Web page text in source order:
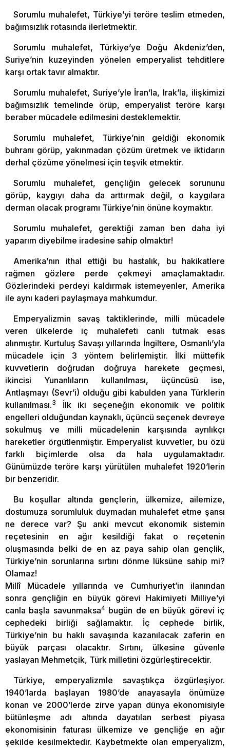
Sorumlu muhalefet, Türkiye’yi teröre teslim etmeden,
bağımsızlık rotasında ilerletmektir.
Sorumlu muhalefet, Türkiye’ye Doğu Akdeniz’den,
Suriye’nin kuzeyinden yönelen emperyalist tehditlere
karşı ortak tavır almaktır.
Sorumlu muhalefet, Suriye’yle İran’la, Irak’la, ilişkimizi
bağımsızlık temelinde örüp, emperyalist teröre karşı
beraber mücadele edilmesini desteklemektir.
Sorumlu muhalefet, Türkiye’nin geldiği ekonomik
buhranı görüp, yakınmadan çözüm üretmek ve iktidarın
derhal çözüme yönelmesi için teşvik etmektir.
Sorumlu muhalefet, gençliğin gelecek sorununu
görüp, kaygıyı daha da arttırmak değil, o kaygılara
derman olacak programı Türkiye’nin önüne koymaktır.
Sorumlu muhalefet, gerektiği zaman ben daha iyi
yaparım diyebilme iradesine sahip olmaktır!
Amerika’nın ithal ettiği bu hastalık, bu hakikatlere
rağmen gözlere perde çekmeyi amaçlamaktadır.
Gözlerindeki perdeyi kaldırmak istemeyenler, Amerika
ile aynı kaderi paylaşmaya mahkumdur.
Emperyalizmin savaş taktiklerinde, milli mücadele
veren ülkelerde iç muhalefeti canlı tutmak esas
alınmıştır. Kurtuluş Savaşı yıllarında İngiltere, Osmanlı’yla
mücadele için 3 yöntem belirlemiştir. İlki müttefik
kuvvetlerin doğrudan doğruya harekete geçmesi,
ikincisi Yunanlıların kullanılması, üçüncüsü ise,
Antlaşmayı (Sevr’i) olduğu gibi kabulden yana Türklerin
kullanılması.3
İlk iki seçeneğin ekonomik ve politik
engelleri olduğundan kaynaklı, üçüncü seçenek devreye
sokulmuş ve milli mücadelenin karşısında ayrılıkçı
hareketler örgütlenmiştir. Emperyalist kuvvetler, bu özü
farklı biçimlerde olsa da hala uygulamaktadır.
Günümüzde teröre karşı yürütülen muhalefet 1920’lerin
bir benzeridir.
Bu koşullar altında gençlerin, ülkemize, ailemize,
dostumuza sorumluluk duymadan muhalefet etme şansı
ne derece var? Şu anki mevcut ekonomik sistemin
reçetesinin en ağır kesildiği fakat o reçetenin
oluşmasında belki de en az paya sahip olan gençlik,
Türkiye’nin sorunlarına sırtını dönme lüksüne sahip mi?
Olamaz!
Millî Mücadele yıllarında ve Cumhuriyet’in ilanından
sonra gençliğin en büyük görevi Hakimiyeti Milliye’yi
canla başla savunmaksa4bugün de en büyük görevi iç
cephedeki birliği sağlamaktır. İç cephede birlik,
Türkiye’nin bu haklı savaşında kazanılacak zaferin en
büyük parçası olacaktır. Sırtını, ülkesine güvenle
yaslayan Mehmetçik, Türk milletini özgürleştirecektir.
Türkiye, emperyalizmle savaştıkça özgürleşiyor.
1940’larda başlayan 1980’de anayasayla önümüze
konan ve 2000’lerde zirve yapan dünya ekonomisiyle
bütünleşme adı altında dayatılan serbest piyasa
ekonomisinin faturası ülkemize ve gençliğe en ağır
şekilde kesilmektedir. Kaybetmekte olan emperyalizm,